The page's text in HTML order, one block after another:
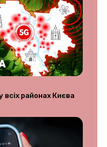
районах Києва